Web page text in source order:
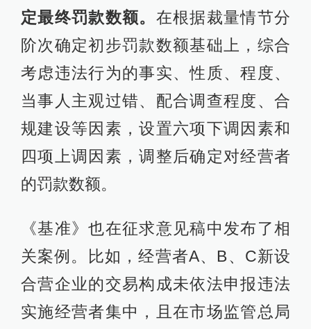
定最终罚款数额。 在根据裁量情节分
阶次确定初步罚款数额基础上，综合
考虑违法行为的事实、性质、程度、
当事人主观过错、配合调查程度、合
规建设等因素，设置六项下调因素和
四项上调因素，调整后确定对经营者
的罚款数额。
《基准》也在征求意见稿中发布了相
关案例。比如，经营者A、B、C新设
合营企业的交易构成未依法申报违法
实施经营者集中，且在市场监管总局